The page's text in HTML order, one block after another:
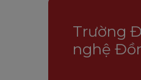
Trường
nghệ